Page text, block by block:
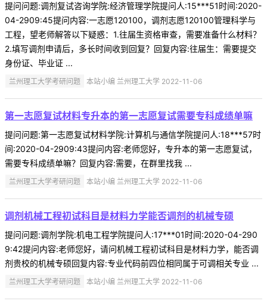
提问问题:调剂复试咨询学院:经济管理学院提问人:15***51时间:2020-
04-2909:45提问内容:一志愿120100，调剂志愿120100管理科学与
工程，望老师解答以下疑惑：1.往届生资格审查，需要准备什么材料？
2.填写调剂申请后，多长时间收到回复？回复内容:往届生：需要提交
身份证、毕业证 ...
兰州理工大学考研问题 本站小编 兰州理工大学 2022-11-06
第一志愿复试材料专升本的第一志愿复试需要专科成绩单嘛
提问问题:第一志愿复试材料学院:计算机与通信学院提问人:18***57时
间:2020-04-2909:43提问内容:老师您好，专升本的第一志愿复试，
需要专科成绩单嘛？回复内容:需要，在群里找我 ...
兰州理工大学考研问题 本站小编 兰州理工大学 2022-11-06
调剂机械工程初试科目是材料力学能否调剂的机械专硕
提问问题:调剂学院:机电工程学院提问人:17***01时间:2020-04-290
9:42提问内容:老师您好，请问机械工程初试科目是材料力学，能否调
剂贵校的机械专硕回复内容:专业代码前四位相同属于可调相关专业 ...
兰州理工大学考研问题 本站小编 兰州理工大学 2022-11-06